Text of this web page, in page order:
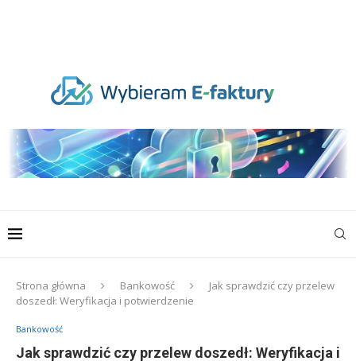
Strona główna Bankowość
Jak sprawdzić czy przelew
doszedł: Weryfikacja i potwierdzenie
Bankowość
Jak sprawdzić czy przelew doszedł: Weryfikacja i